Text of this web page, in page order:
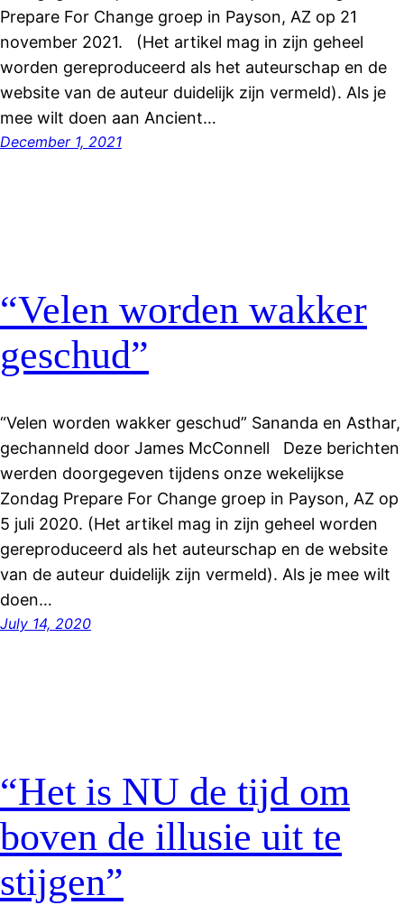
Prepare For Change groep in Payson, AZ op 21
november 2021. (Het artikel mag in zijn geheel
worden gereproduceerd als het auteurschap en de
website van de auteur duidelijk zijn vermeld). Als je
mee wilt doen aan Ancient…
December 1, 2021
“Velen worden wakker
geschud”
“Velen worden wakker geschud” Sananda en Asthar,
gechanneld door James McConnell Deze berichten
werden doorgegeven tijdens onze wekelijkse
Zondag Prepare For Change groep in Payson, AZ op
5 juli 2020. (Het artikel mag in zijn geheel worden
gereproduceerd als het auteurschap en de website
van de auteur duidelijk zijn vermeld). Als je mee wilt
doen…
July 14, 2020
“Het is NU de tijd om
boven de illusie uit te
stijgen”